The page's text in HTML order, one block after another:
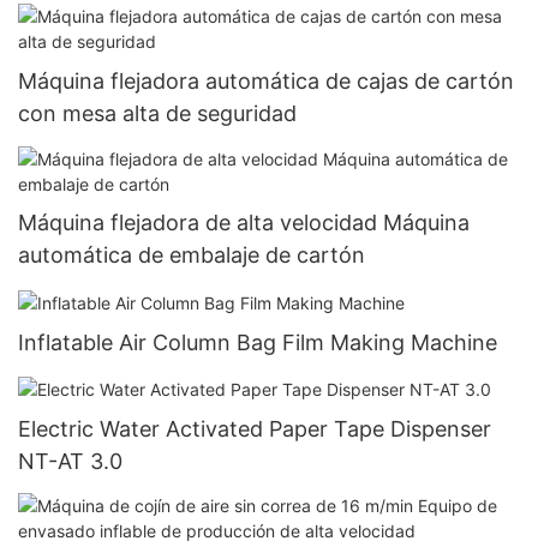
Máquina flejadora automática de cajas de cartón
con mesa alta de seguridad
Máquina flejadora de alta velocidad Máquina
automática de embalaje de cartón
Inflatable Air Column Bag Film Making Machine
Electric Water Activated Paper Tape Dispenser
NT-AT 3.0